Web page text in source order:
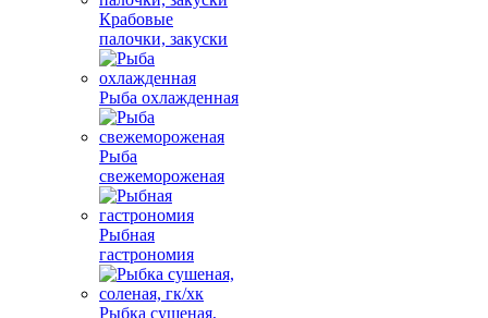
Крабовые
палочки, закуски
Рыба охлажденная
Рыба
свежемороженая
Рыбная
гастрономия
Рыбка сушеная,